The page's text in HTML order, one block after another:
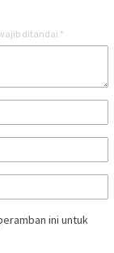
ditandai *
ini untuk